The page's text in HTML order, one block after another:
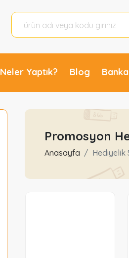
Neler Yaptık? Blog
Promosyon
Anasayfa Hediyelik